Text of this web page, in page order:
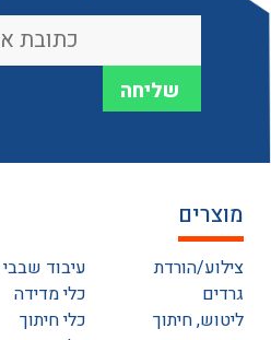
מוצרים
צילוע/הורדת
גרדים
ליטוש, חיתוך
עיבוד שבבי
כלי מדידה
כלי חיתוך